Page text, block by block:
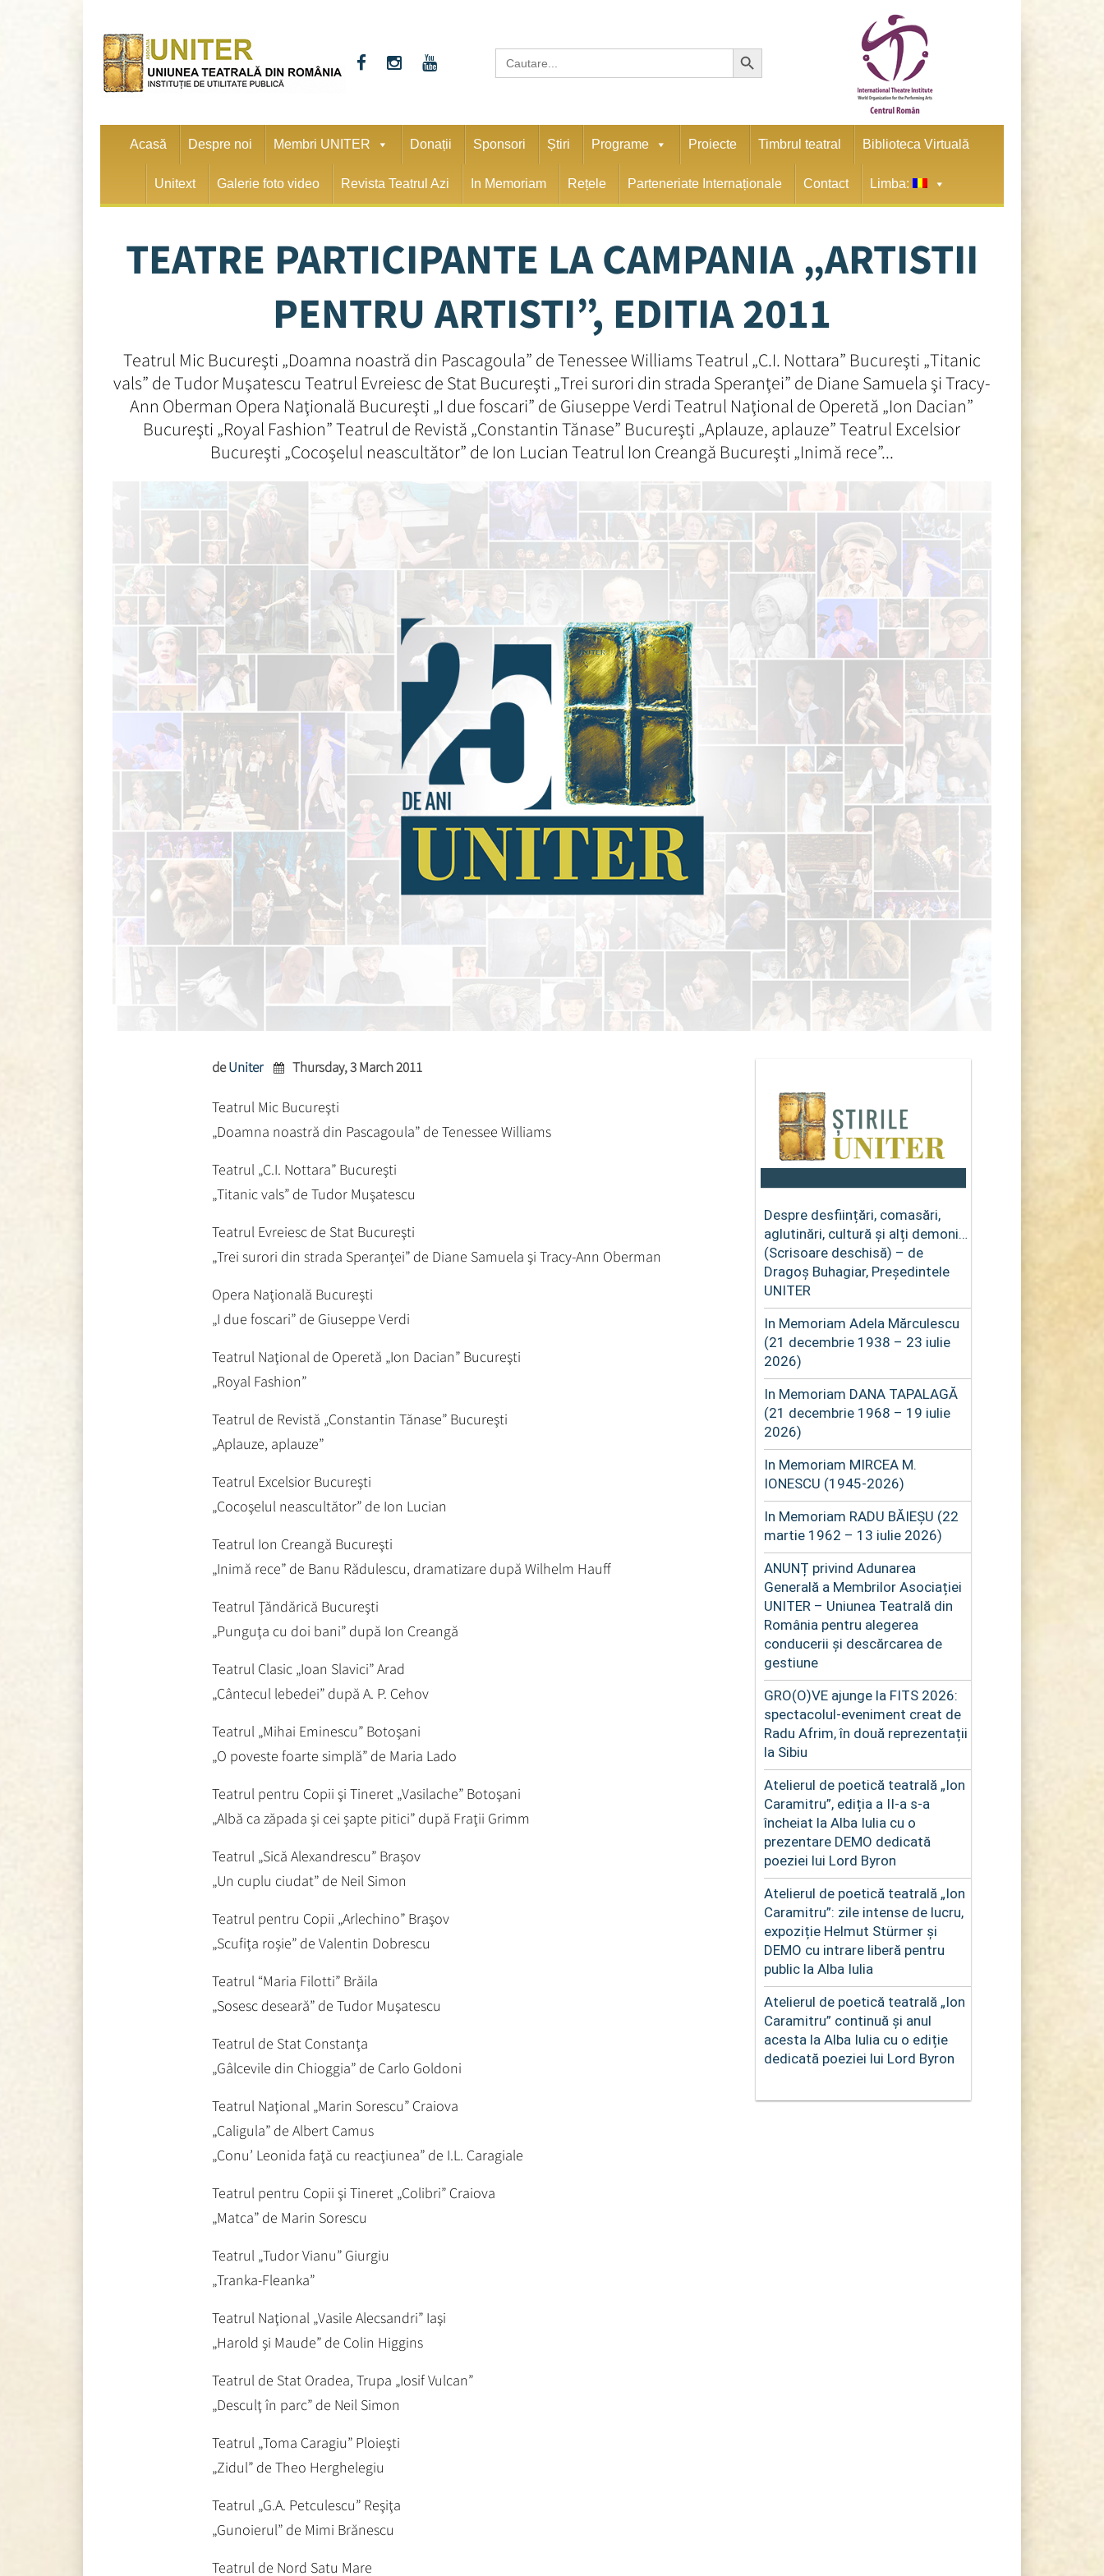
Search
for:
Search Button
Acasă Despre noi Membri UNITER Donații Sponsori Știri Programe Proiecte Timbrul teatral Biblioteca Virtuală
Unitext Galerie foto video Revista Teatrul Azi In Memoriam Rețele Parteneriate Internaționale Contact Limba:
TEATRE PARTICIPANTE LA CAMPANIA „ARTISTII
PENTRU ARTISTI”, EDITIA 2011
Teatrul Mic Bucureşti „Doamna noastră din Pascagoula” de Tenessee Williams Teatrul „C.I. Nottara” Bucureşti „Titanic
vals” de Tudor Muşatescu Teatrul Evreiesc de Stat Bucureşti „Trei surori din strada Speranţei” de Diane Samuela şi Tracy-
Ann Oberman Opera Naţională Bucureşti „I due foscari” de Giuseppe Verdi Teatrul Naţional de Operetă „Ion Dacian”
Bucureşti „Royal Fashion” Teatrul de Revistă „Constantin Tănase” Bucureşti „Aplauze, aplauze” Teatrul Excelsior
Bucureşti „Cocoşelul neascultător” de Ion Lucian Teatrul Ion Creangă Bucureşti „Inimă rece”...
Despre desființări, comasări,
aglutinări, cultură și alți demoni…
(Scrisoare deschisă) – de
Dragoș Buhagiar, Președintele
UNITER
In Memoriam Adela Mărculescu
(21 decembrie 1938 – 23 iulie
2026)
In Memoriam DANA TAPALAGĂ
(21 decembrie 1968 – 19 iulie
2026)
In Memoriam MIRCEA M.
IONESCU (1945-2026)
In Memoriam RADU BĂIEȘU (22
martie 1962 – 13 iulie 2026)
ANUNȚ privind Adunarea
Generală a Membrilor Asociației
UNITER – Uniunea Teatrală din
România pentru alegerea
conducerii și descărcarea de
gestiune
GRO(O)VE ajunge la FITS 2026:
spectacolul-eveniment creat de
Radu Afrim, în două reprezentații
la Sibiu
Atelierul de poetică teatrală „Ion
Caramitru”, ediția a II-a s-a
încheiat la Alba Iulia cu o
prezentare DEMO dedicată
poeziei lui Lord Byron
Atelierul de poetică teatrală „Ion
Caramitru”: zile intense de lucru,
expoziție Helmut Stürmer și
DEMO cu intrare liberă pentru
public la Alba Iulia
Atelierul de poetică teatrală „Ion
Caramitru” continuă și anul
acesta la Alba Iulia cu o ediție
dedicată poeziei lui Lord Byron
deUniter Thursday, 3 March 2011
Teatrul Mic Bucureşti
„Doamna noastră din Pascagoula” de Tenessee Williams
Teatrul „C.I. Nottara” Bucureşti
„Titanic vals” de Tudor Muşatescu
Teatrul Evreiesc de Stat Bucureşti
„Trei surori din strada Speranţei” de Diane Samuela şi Tracy-Ann Oberman
Opera Naţională Bucureşti
„I due foscari” de Giuseppe Verdi
Teatrul Naţional de Operetă „Ion Dacian” Bucureşti
„Royal Fashion”
Teatrul de Revistă „Constantin Tănase” Bucureşti
„Aplauze, aplauze”
Teatrul Excelsior Bucureşti
„Cocoşelul neascultător” de Ion Lucian
Teatrul Ion Creangă Bucureşti
„Inimă rece” de Banu Rădulescu, dramatizare după Wilhelm Hauff
Teatrul Ţăndărică Bucureşti
„Punguţa cu doi bani” după Ion Creangă
Teatrul Clasic „Ioan Slavici” Arad
„Cântecul lebedei” după A. P. Cehov
Teatrul „Mihai Eminescu” Botoşani
„O poveste foarte simplă” de Maria Lado
Teatrul pentru Copii şi Tineret „Vasilache” Botoşani
„Albă ca zăpada şi cei şapte pitici” după Fraţii Grimm
Teatrul „Sică Alexandrescu” Braşov
„Un cuplu ciudat” de Neil Simon
Teatrul pentru Copii „Arlechino” Braşov
„Scufiţa roşie” de Valentin Dobrescu
Teatrul “Maria Filotti” Brăila
„Sosesc deseară” de Tudor Muşatescu
Teatrul de Stat Constanţa
„Gâlcevile din Chioggia” de Carlo Goldoni
Teatrul Naţional „Marin Sorescu” Craiova
„Caligula” de Albert Camus
„Conu’ Leonida faţă cu reacţiunea” de I.L. Caragiale
Teatrul pentru Copii şi Tineret „Colibri” Craiova
„Matca” de Marin Sorescu
Teatrul „Tudor Vianu” Giurgiu
„Tranka-Fleanka”
Teatrul Naţional „Vasile Alecsandri” Iaşi
„Harold şi Maude” de Colin Higgins
Teatrul de Stat Oradea, Trupa „Iosif Vulcan”
„Desculţ în parc” de Neil Simon
Teatrul „Toma Caragiu” Ploieşti
„Zidul” de Theo Herghelegiu
Teatrul „G.A. Petculescu” Reşiţa
„Gunoierul” de Mimi Brănescu
Teatrul de Nord Satu Mare